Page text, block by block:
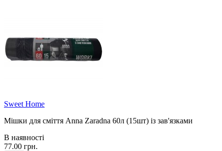
Sweet Home
Мішки для сміття Anna Zaradna 60л (15шт) із зав'язками
В наявності
77.00 грн.